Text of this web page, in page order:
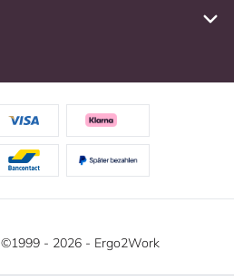
©1999 - 2026 - Ergo2Work